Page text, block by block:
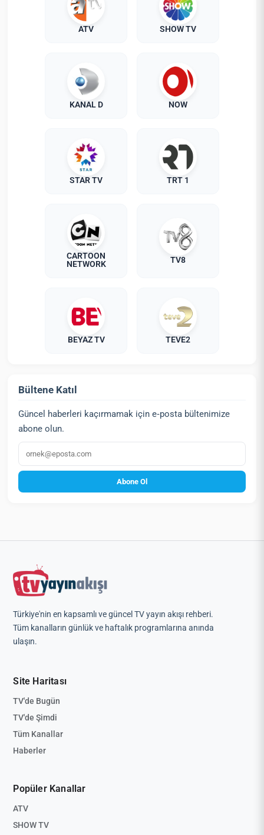
ATV SHOW TV
KANAL D NOW
STAR TV TRT 1
CARTOON
NETWORK
TV8
BEYAZ TV TEVE2
Bültene Katıl
Güncel haberleri kaçırmamak için e‑posta bültenimize
abone olun.
E‑posta
Abone Ol
Türkiye'nin en kapsamlı ve güncel TV yayın akışı rehberi.
Tüm kanalların günlük ve haftalık programlarına anında
ulaşın.
Site Haritası
TV'de Bugün
TV'de Şimdi
Tüm Kanallar
Haberler
Popüler Kanallar
ATV
SHOW TV